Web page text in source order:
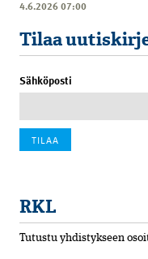
4.6.2026 07:00
Tilaa
Sähköposti
RKL
Tutustu yhdistykseen